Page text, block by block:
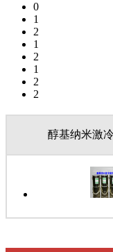
0
1
2
1
2
1
2
2
醇基纳米激